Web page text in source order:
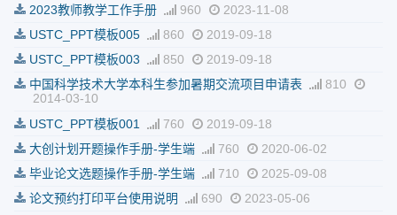
2023教师教学工作手册
960
2023-11-08
USTC_PPT模板005
860
2019-09-18
USTC_PPT模板003
850
2019-09-18
中国科学技术大学本科生参加暑期交流项目申请表
810
2014-03-10
USTC_PPT模板001
760
2019-09-18
大创计划开题操作手册-学生端
760
2020-06-02
毕业论文选题操作手册-学生端
710
2025-09-08
论文预约打印平台使用说明
690
2023-05-06